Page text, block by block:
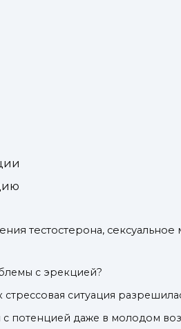
тестостерона, сексуальное
с эрекцией?
стрессовая ситуация
с потенцией даже в молодом